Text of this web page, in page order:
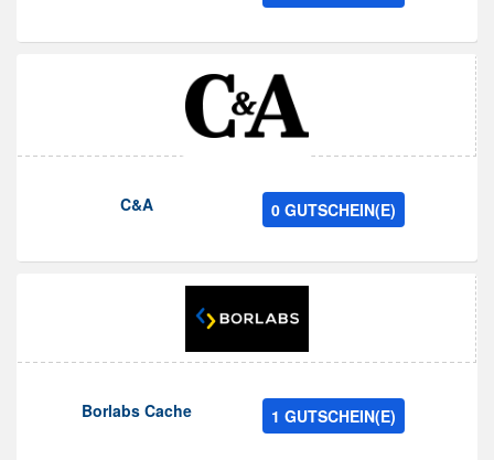
C&A 0 GUTSCHEIN(E)
Borlabs Cache 1 GUTSCHEIN(E)